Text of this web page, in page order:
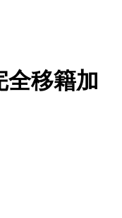
移籍加